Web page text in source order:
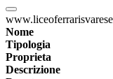
Nome
Tipologia
Proprieta
Descrizione